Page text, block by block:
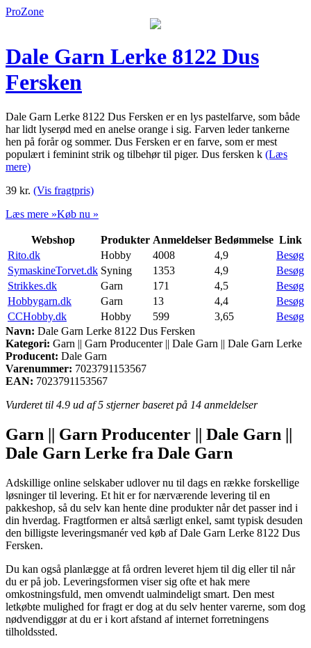
ProZone
Dale Garn Lerke 8122 Dus
Fersken
Dale Garn Lerke 8122 Dus Fersken er en lys pastelfarve, som både
har lidt lyserød med en anelse orange i sig. Farven leder tankerne
hen på forår og sommer. Dus Fersken er en farve, som er mest
populært i feminint strik og tilbehør til piger. Dus fersken k (Læs
mere)
39 kr. (Vis fragtpris)
Læs mere »Køb nu »
Webshop Produkter Anmeldelser Bedømmelse Link
Rito.dk
Hobby 4008 4,9
Besøg
SymaskineTorvet.dk Syning 1353 4,9
Besøg
Strikkes.dk
Garn 171 4,5
Besøg
Hobbygarn.dk
Garn 13 4,4
Besøg
CCHobby.dk
Hobby 599 3,65
Besøg
Navn: Dale Garn Lerke 8122 Dus Fersken
Kategori: Garn || Garn Producenter || Dale Garn || Dale Garn Lerke
Producent: Dale Garn
Varenummer: 7023791153567
EAN: 7023791153567
Vurderet til 4.9 ud af 5 stjerner baseret på 14 anmeldelser
Garn || Garn Producenter || Dale Garn ||
Dale Garn Lerke fra Dale Garn
Adskillige online selskaber udlover nu til dags en række forskellige
løsninger til levering. Et hit er for nærværende levering til en
pakkeshop, så du selv kan hente dine produkter når det passer ind i
din hverdag. Fragtformen er altså særligt enkel, samt typisk desuden
den billigste leveringsmanér ved køb af Dale Garn Lerke 8122 Dus
Fersken.
Du kan også planlægge at få ordren leveret hjem til dig eller til når
du er på job. Leveringsformen viser sig ofte et hak mere
omkostningsfuld, men omvendt ualmindeligt smart. Den mest
letkøbte mulighed for fragt er dog at du selv henter varerne, som dog
nødvendiggør at du er i kort afstand af internet forretningens
tilholdssted.